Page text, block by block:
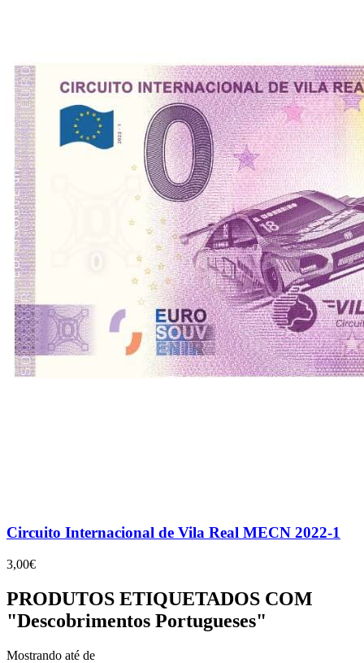
Circuito Internacional de Vila Real MECN 2022-1
3,00€
PRODUTOS ETIQUETADOS COM
"Descobrimentos Portugueses"
Mostrando até de